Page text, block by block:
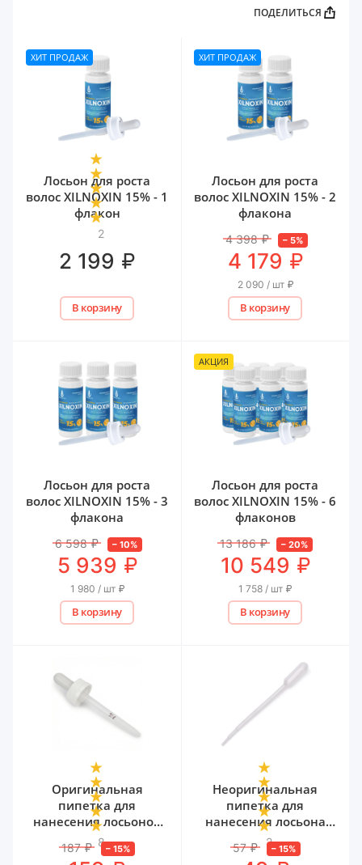
ПОДЕЛИТЬСЯ
ХИТ ПРОДАЖ
2
Лосьон для роста
волос XILNOXIN 15% - 1
флакон
2 199 ₽
В корзину
ХИТ ПРОДАЖ
Лосьон для роста
волос XILNOXIN 15% - 2
флакона
4 398 ₽ – 5%
4 179 ₽
2 090 / шт ₽
В корзину
Лосьон для роста
волос XILNOXIN 15% - 3
флакона
6 598 ₽ – 10%
5 939 ₽
1 980 / шт ₽
В корзину
АКЦИЯ
Лосьон для роста
волос XILNOXIN 15% - 6
флаконов
13 186 ₽ – 20%
10 549 ₽
1 758 / шт ₽
В корзину
8
Оригинальная
пипетка для
нанесения лосьонов
для роста волос
187 ₽ – 15% 2
Неоригинальная
пипетка для
нанесения лосьона
для роста волос
57 ₽ – 15%